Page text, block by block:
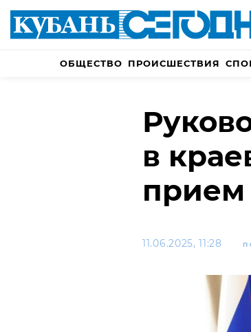
ОБЩЕСТВО ПРОИСШЕСТВИЯ
в
прием
11.06.2025, 11:28